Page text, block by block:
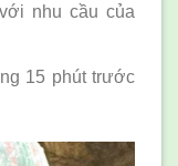
nhu cầu của
15 phút trước